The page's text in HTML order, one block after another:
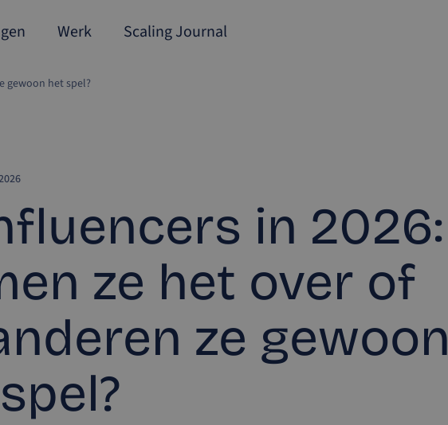
Werk Scaling Journal
gewoon het spel?
in 2026:
ze het over of
ze gewoon